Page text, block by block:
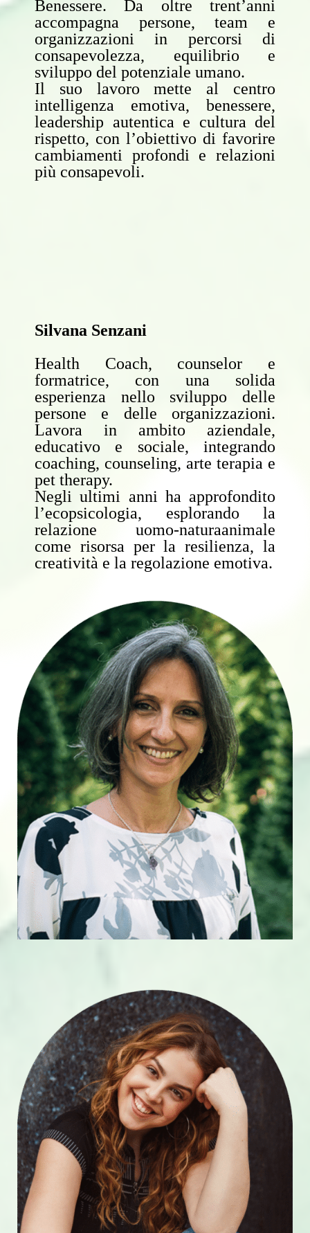
Benessere. Da oltre trent’anni
accompagna persone, team e
organizzazioni in percorsi di
consapevolezza, equilibrio e
sviluppo del potenziale umano.
Il suo lavoro mette al centro
intelligenza emotiva, benessere,
leadership autentica e cultura del
rispetto, con l’obiettivo di favorire
cambiamenti profondi e relazioni
più consapevoli.
Silvana Senzani
Health Coach, counselor e
formatrice, con una solida
esperienza nello sviluppo delle
persone e delle organizzazioni.
Lavora in ambito aziendale,
educativo e sociale, integrando
coaching, counseling, arte terapia e
pet therapy.
Negli ultimi anni ha approfondito
l’ecopsicologia, esplorando la
relazione uomo-naturaanimale
come risorsa per la resilienza, la
creatività e la regolazione emotiva.